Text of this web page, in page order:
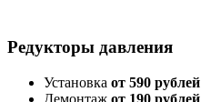
Редукторы давления
Установка от 590 рублей
Демонтаж от 190 рублей